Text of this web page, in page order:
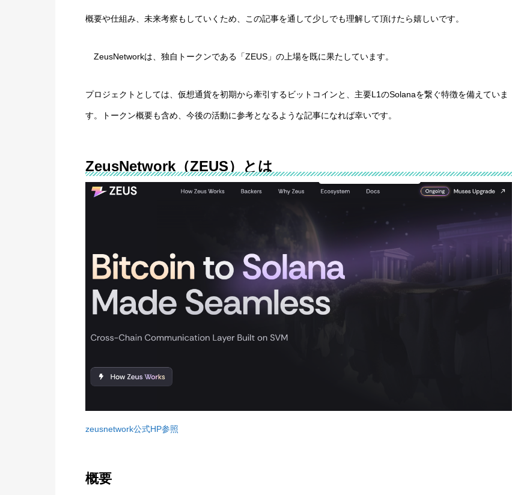
概要や仕組み、未来考察もしていくため、この記事を通して少しでも理解して頂けたら嬉しいです。
ZeusNetworkは、独自トークンである「ZEUS」の上場を既に果たしています。
プロジェクトとしては、仮想通貨を初期から牽引するビットコインと、主要L1のSolanaを繋ぐ特徴を備えていま
す。トークン概要も含め、今後の活動に参考となるような記事になれば幸いです。
ZeusNetwork（ZEUS）とは
zeusnetwork公式HP参照
概要